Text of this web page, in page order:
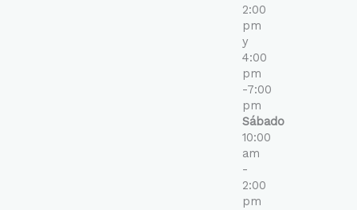
2:00
pm
y
4:00
pm
-7:00
pm
Sábado
10:00
am
-
2:00
pm